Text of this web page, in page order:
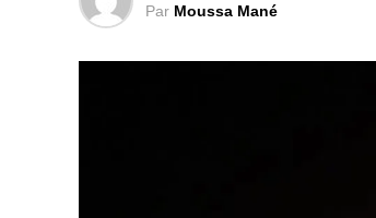
Par Moussa Mané